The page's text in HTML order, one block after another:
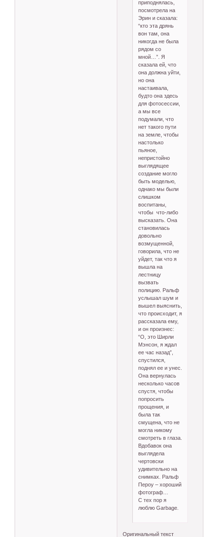
приподнялась,
посмотрела на
Эрин и сказала:
“кто эта дрянь
вон там, она
никогда не была
рядом со
мной…”. Я
сказала ей, что
она должна уйти,
но она
настаивала,
будто она здесь
для фотосессии,
а мы все
подумали, что
нет такого пути
на земле, чтобы
настолько
пьяное,
непристойно
выглядящее
создание могло
быть моделью,
однако мы были
слишком
воспитаны,
чтобы что-либо
высказать. Она
становилась
довольно
возмущенной,
говорила, что не
уйдет, так что я
вышла на
лестницу
вызвать
полицию. Ральф
услышал шум и
вышел выяснить,
что происходит, я
рассказала ему,
и он произнес:
“О, это Ширли
Мэнсон, я ждал
ее час назад”,
спустился,
поднял ее и унес.
Она вернулась
несколько часов
спустя, чтобы
попросить
прощения, и
была так
смущена, что не
могла никому
смотреть в глаза.
Вдобавок она
выглядела
чертовски
удивительно на
снимках. Ральф
Пероу – хороший
фотограф…
С тех пор я
люблю Garbage.
Оригинальный текст